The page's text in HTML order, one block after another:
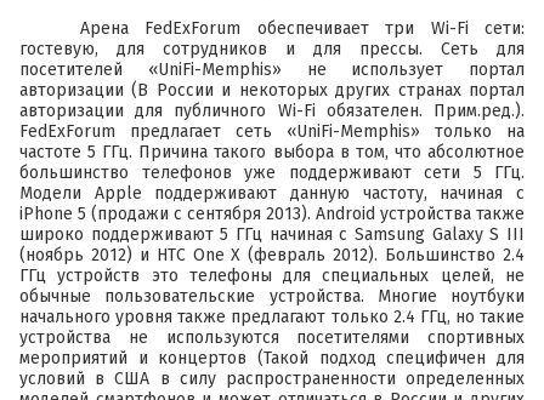
Арена FedExForum обеспечивает три Wi-Fi сети:
гостевую, для сотрудников и для прессы. Сеть для
посетителей «UniFi-Memphis» не использует портал
авторизации (В России и некоторых других странах портал
авторизации для публичного Wi-Fi обязателен. Прим.ред.).
FedExForum предлагает сеть «UniFi-Memphis» только на
частоте 5 ГГц. Причина такого выбора в том, что абсолютное
большинство телефонов уже поддерживают сети 5 ГГц.
Модели Apple поддерживают данную частоту, начиная с
iPhone 5 (продажи с сентября 2013). Android устройства также
широко поддерживают 5 ГГц начиная с Samsung Galaxy S III
(ноябрь 2012) и HTC One X (февраль 2012). Большинство 2.4
ГГц устройств это телефоны для специальных целей, не
обычные пользовательские устройства. Многие ноутбуки
начального уровня также предлагают только 2.4 ГГц, но такие
устройства не используются посетителями спортивных
мероприятий и концертов (Такой подход специфичен для
условий в США в силу распространенности определенных